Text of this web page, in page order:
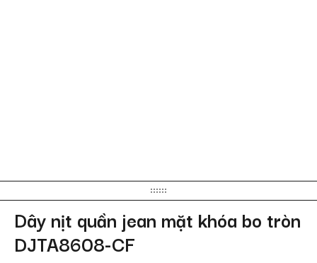
Dây nịt quần jean mặt khóa bo tròn
DJTA8608-CF